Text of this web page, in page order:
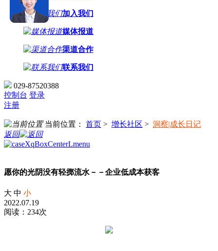
加入我们
媒体报道
渠道合作
联系我们
029-87520388
控制台 登录
注册
当前位置： 首页 > 增长社区 > 洞察|成长日记
返回
愿你的光阴没有轻掷流水－－企业低成本获客
大 中 小
2022.07.19
阅读：234次